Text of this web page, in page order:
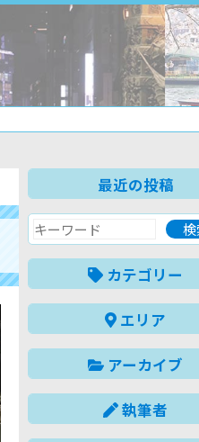
最近の投稿
カテゴリー
エリア
アーカイブ
執筆者